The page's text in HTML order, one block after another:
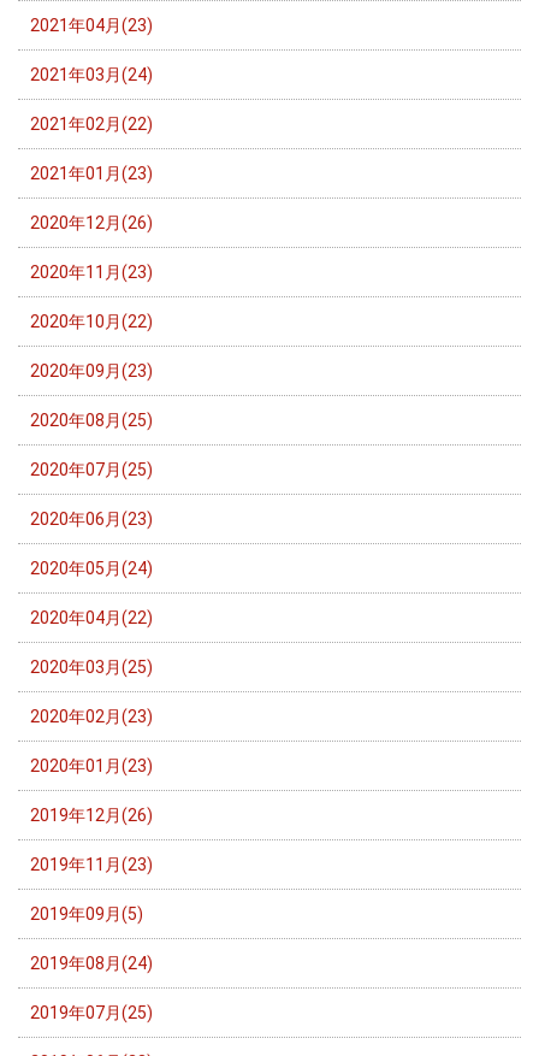
2021年04月(23)
2021年03月(24)
2021年02月(22)
2021年01月(23)
2020年12月(26)
2020年11月(23)
2020年10月(22)
2020年09月(23)
2020年08月(25)
2020年07月(25)
2020年06月(23)
2020年05月(24)
2020年04月(22)
2020年03月(25)
2020年02月(23)
2020年01月(23)
2019年12月(26)
2019年11月(23)
2019年09月(5)
2019年08月(24)
2019年07月(25)